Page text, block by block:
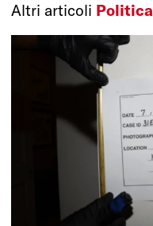
Altri articoli Politica